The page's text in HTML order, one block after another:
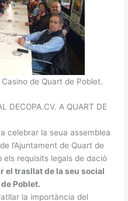
de Quart de Poblet.
DECOPA.CV. A QUART DE
celebrar la seua assemblea
l’Ajuntament de Quart de
els requisits legals de dació
el trasllat de la seu social
Poblet.
la importància del